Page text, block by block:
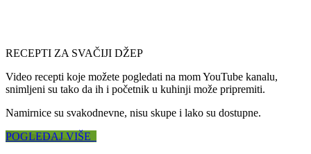
RECEPTI ZA SVAČIJI DŽEP
Video recepti koje možete pogledati na mom YouTube kanalu,
snimljeni su tako da ih i početnik u kuhinji može pripremiti.
Namirnice su svakodnevne, nisu skupe i lako su dostupne.
POGLEDAJ VIŠE